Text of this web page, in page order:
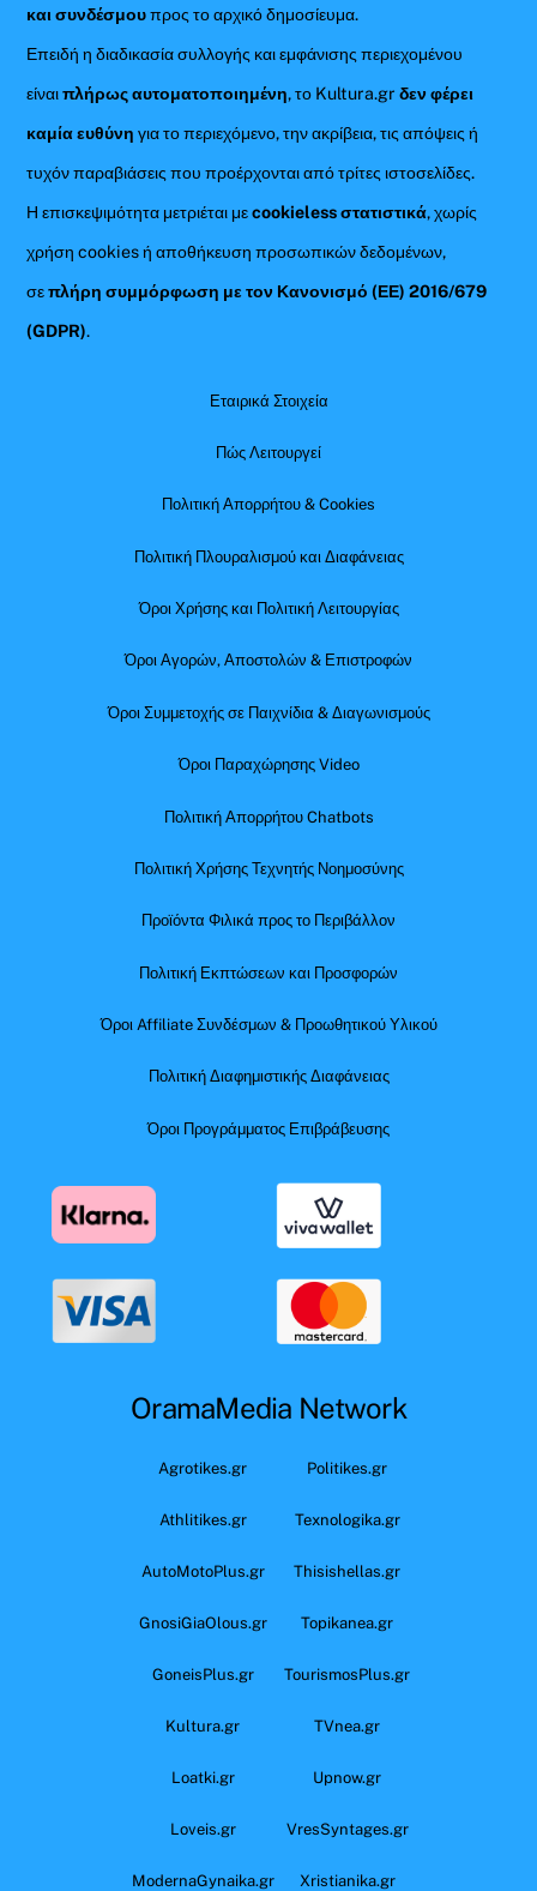
και συνδέσμουπρος το αρχικό δημοσίευμα.
Επειδή η διαδικασία συλλογής και εμφάνισης περιεχομένου
είναιπλήρως αυτοματοποιημένη, το Kultura.grδεν φέρει
καμία ευθύνη για το περιεχόμενο, την ακρίβεια, τις απόψεις ή
τυχόν παραβιάσεις που προέρχονται από τρίτες ιστοσελίδες.
Η επισκεψιμότητα μετριέται μεcookieless στατιστικά, χωρίς
χρήση cookies ή αποθήκευση προσωπικών δεδομένων,
σεπλήρη συμμόρφωση με τον Κανονισμό (ΕΕ) 2016/679
(GDPR).
Εταιρικά Στοιχεία
Πώς Λειτουργεί
Πολιτική Απορρήτου & Cookies
Πολιτική Πλουραλισμού και Διαφάνειας
Όροι Χρήσης και Πολιτική Λειτουργίας
Όροι Αγορών, Αποστολών & Επιστροφών
Όροι Συμμετοχής σε Παιχνίδια & Διαγωνισμούς
Όροι Παραχώρησης Video
Πολιτική Απορρήτου Chatbots
Πολιτική Χρήσης Τεχνητής Νοημοσύνης
Προϊόντα Φιλικά προς το Περιβάλλον
Πολιτική Εκπτώσεων και Προσφορών
Όροι Affiliate Συνδέσμων & Προωθητικού Υλικού
Πολιτική Διαφημιστικής Διαφάνειας
Όροι Προγράμματος Επιβράβευσης
OramaMedia Network
Agrotikes.gr Politikes.gr
Athlitikes.gr Texnologika.gr
AutoMotoPlus.gr Thisishellas.gr
GnosiGiaOlous.gr Topikanea.gr
GoneisPlus.gr TourismosPlus.gr
Kultura.gr TVnea.gr
Loatki.gr Upnow.gr
Loveis.gr VresSyntages.gr
ModernaGynaika.gr Xristianika.gr